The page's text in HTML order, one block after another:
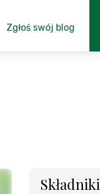
Zgłoś swój blog
Składniki